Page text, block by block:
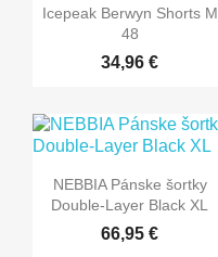
Icepeak Berwyn Shorts M
48
34,96 €
NEBBIA Pánske šortky
Double-Layer Black XL
66,95 €